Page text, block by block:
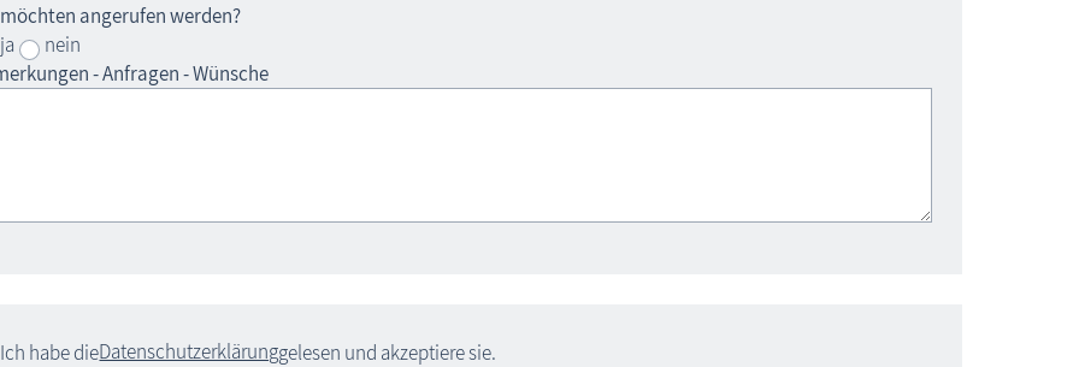
angerufen werden?
ja
nein
- Anfragen - Wünsche
Ich habe dieDatenschutzerklärunggelesen und akzeptiere sie.